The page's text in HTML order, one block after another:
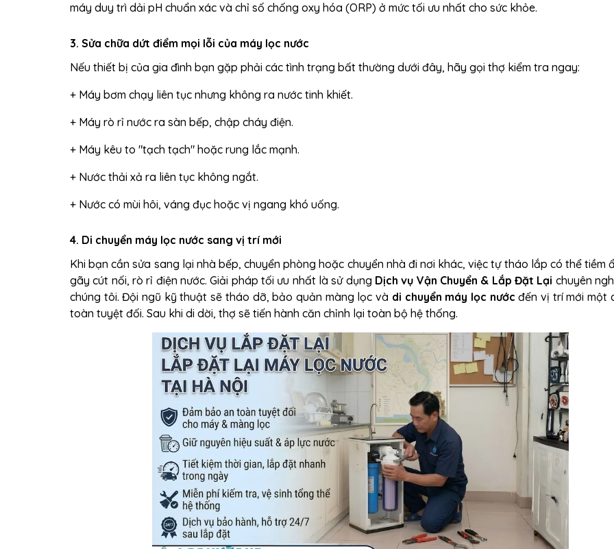
máy duy trì dải pH chuẩn xác và chỉ số chống oxy hóa (ORP) ở mức tối ưu nhất cho sức khỏe.
3. Sửa chữa dứt điểm mọi lỗi của máy lọc nước
Nếu thiết bị của gia đình bạn gặp phải các tình trạng bất thường dưới đây, hãy gọi thợ kiểm tra ngay:
+ Máy bơm chạy liên tục nhưng không ra nước tinh khiết.
+ Máy rò rỉ nước ra sàn bếp, chập cháy điện.
+ Máy kêu to "tạch tạch" hoặc rung lắc mạnh.
+ Nước thải xả ra liên tục không ngắt.
+ Nước có mùi hôi, váng đục hoặc vị ngang khó uống.
4. Di chuyển máy lọc nước sang vị trí mới
Khi bạn cần sửa sang lại nhà bếp, chuyển phòng hoặc chuyển nhà đi nơi khác, việc tự tháo lắp có thể tiềm
gãy cút nối, rò rỉ điện nước. Giải pháp tối ưu nhất là sử dụng Dịch vụ Vận Chuyển & Lắp Đặt Lại chuyên
chúng tôi. Đội ngũ kỹ thuật sẽ tháo dỡ, bảo quản màng lọc và di chuyển máy lọc nước đến vị trí mới một
toàn tuyệt đối. Sau khi di dời, thợ sẽ tiến hành căn chỉnh lại toàn bộ hệ thống.